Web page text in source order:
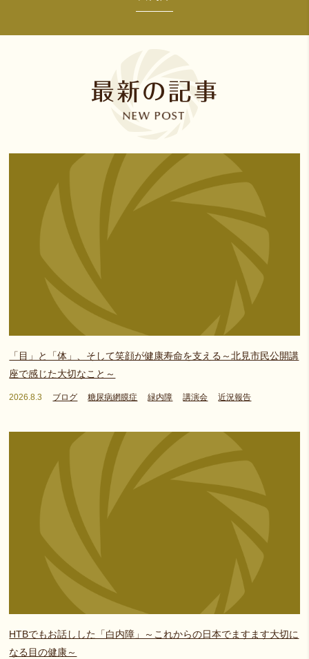
「目」と「体」、そして笑顔が健康寿命を支える～北見市民公開講
座で感じた大切なこと～
2026.8.3 ブログ 糖尿病網膜症 緑内障 講演会 近況報告
HTBでもお話しした「白内障」～これからの日本でますます大切に
なる目の健康～